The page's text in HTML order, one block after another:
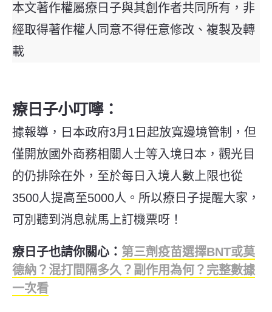
本文著作權屬療日子與其創作者共同所有，非
經取得著作權人同意不得任意修改、複製及轉
載
療日子小叮嚀：
據報導，日本政府3月1日起放寬邊境管制，但
僅開放國外商務相關人士等入境日本，觀光目
的仍排除在外，至於每日入境人數上限也從
3500人提高至5000人。所以療日子提醒大家，
可別聽到消息就馬上訂機票呀！
療日子也請你關心： 第三劑疫苗選擇BNT或莫
德納？混打間隔多久？副作用為何？完整數據
一次看